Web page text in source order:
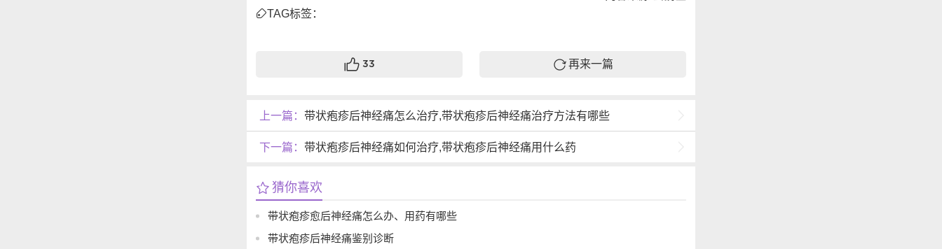
TAG标签：
33 再来一篇
上一篇： 带状疱疹后神经痛怎么治疗,带状疱疹后神经痛治疗方法有哪些
下一篇： 带状疱疹后神经痛如何治疗,带状疱疹后神经痛用什么药
猜你喜欢
带状疱疹愈后神经痛怎么办、用药有哪些
带状疱疹后神经痛鉴别诊断